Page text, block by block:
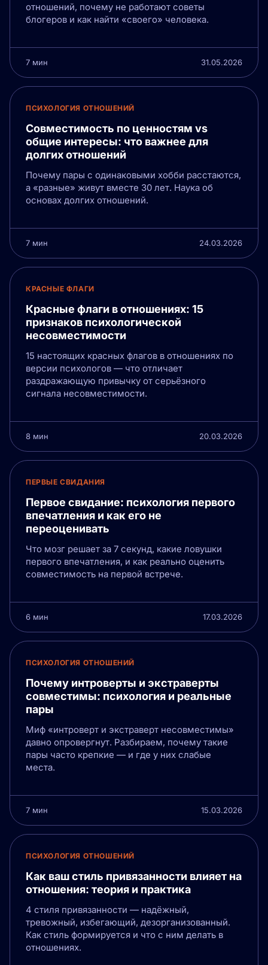
отношений, почему не работают советы
блогеров и как найти «своего» человека.
7 мин 31.05.2026
ПСИХОЛОГИЯ ОТНОШЕНИЙ
Совместимость по ценностям vs
общие интересы: что важнее для
долгих отношений
Почему пары с одинаковыми хобби расстаются,
а «разные» живут вместе 30 лет. Наука об
основах долгих отношений.
7 мин 24.03.2026
КРАСНЫЕ ФЛАГИ
Красные флаги в отношениях: 15
признаков психологической
несовместимости
15 настоящих красных флагов в отношениях по
версии психологов — что отличает
раздражающую привычку от серьёзного
сигнала несовместимости.
8 мин 20.03.2026
ПЕРВЫЕ СВИДАНИЯ
Первое свидание: психология первого
впечатления и как его не
переоценивать
Что мозг решает за 7 секунд, какие ловушки
первого впечатления, и как реально оценить
совместимость на первой встрече.
6 мин 17.03.2026
ПСИХОЛОГИЯ ОТНОШЕНИЙ
Почему интроверты и экстраверты
совместимы: психология и реальные
пары
Миф «интроверт и экстраверт несовместимы»
давно опровергнут. Разбираем, почему такие
пары часто крепкие — и где у них слабые
места.
7 мин 15.03.2026
ПСИХОЛОГИЯ ОТНОШЕНИЙ
Как ваш стиль привязанности влияет на
отношения: теория и практика
4 стиля привязанности — надёжный,
тревожный, избегающий, дезорганизованный.
Как стиль формируется и что с ним делать в
отношениях.